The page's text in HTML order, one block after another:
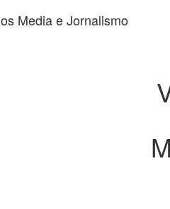
Media e Jornalismo